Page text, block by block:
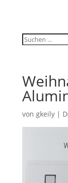
von gkeily|